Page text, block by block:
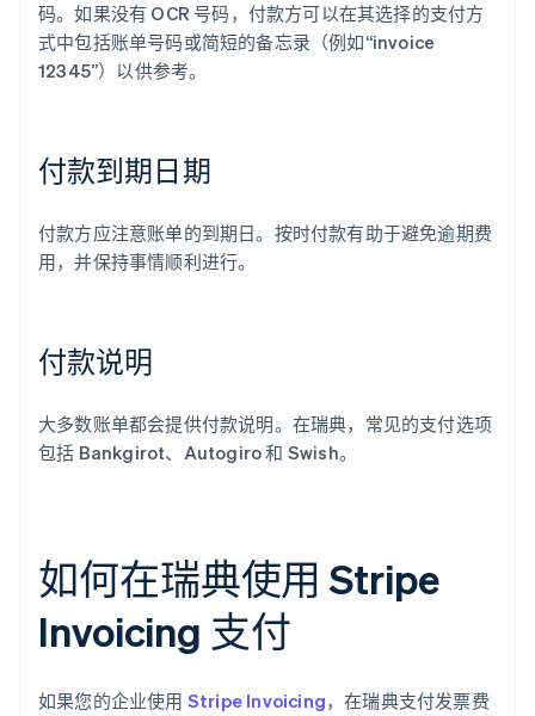
码。如果没有 OCR 号码，付款方可以在其选择的支付方
式中包括账单号码或简短的备忘录（例如“invoice
12345”）以供参考。
付款到期日期
付款方应注意账单的到期日。按时付款有助于避免逾期费
用，并保持事情顺利进行。
付款说明
大多数账单都会提供付款说明。在瑞典，常见的支付选项
包括 Bankgirot、Autogiro 和 Swish。
如何在瑞典使用 Stripe
Invoicing 支付
如果您的企业使用 Stripe Invoicing，在瑞典支付发票费